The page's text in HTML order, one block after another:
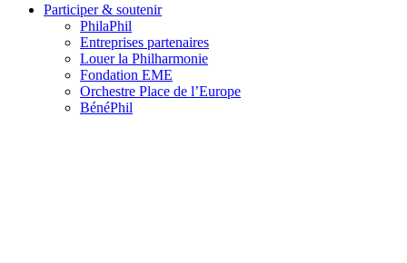
Participer & soutenir
PhilaPhil
Entreprises partenaires
Louer la Philharmonie
Fondation EME
Orchestre Place de l’Europe
BénéPhil